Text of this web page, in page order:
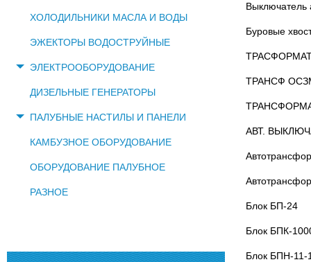
ХОЛОДИЛЬНИКИ МАСЛА И ВОДЫ
ЭЖЕКТОРЫ ВОДОСТРУЙНЫЕ
ЭЛЕКТРООБОРУДОВАНИЕ
ДИЗЕЛЬНЫЕ ГЕНЕРАТОРЫ
ПАЛУБНЫЕ НАСТИЛЫ И ПАНЕЛИ
КАМБУЗНОЕ ОБОРУДОВАНИЕ
ОБОРУДОВАНИЕ ПАЛУБНОЕ
РАЗНОЕ
Выключатель
Буровые
TPAHCФ
АВТ.
Блок БП-24
Блок БПК-
Блок БПН-11-